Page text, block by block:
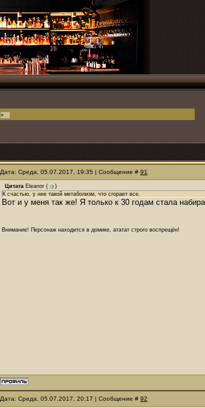
»
Дата: Среда, 05.07.2017, 19:35 | Сообщение # 91
Цитата Eleanor (
)
К счастью, у нее такой метаболизм, что сгорает все.
Вот и у меня так же! Я только к 30 годам стала
Внимание! Персонаж находится в домике, ататат строго воспрещён!
Дата: Среда, 05.07.2017, 20:17 | Сообщение # 92